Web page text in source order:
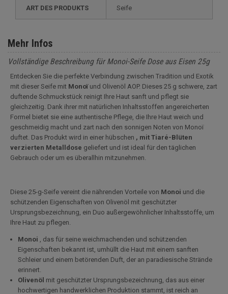
ART DES PRODUKTS Seife
Mehr Infos
Vollständige Beschreibung für Monoi-Seife Dose aus Eisen 25g
Entdecken Sie die perfekte Verbindung zwischen Tradition und Exotik
mit dieser Seife mit Monoï und Olivenöl AOP. Dieses 25 g schwere, zart
duftende Schmuckstück reinigt Ihre Haut sanft und pflegt sie
gleichzeitig. Dank ihrer mit natürlichen Inhaltsstoffen angereicherten
Formel bietet sie eine authentische Pflege, die Ihre Haut weich und
geschmeidig macht und zart nach den sonnigen Noten von Monoï
duftet. Das Produkt wird in einer hübschen , mit Tiaré-Blüten
verzierten Metalldose geliefert und ist ideal für den täglichen
Gebrauch oder um es überallhin mitzunehmen.
Diese 25-g-Seife vereint die nährenden Vorteile von Monoi und die
schützenden Eigenschaften von Olivenöl mit geschützter
Ursprungsbezeichnung, ein Duo außergewöhnlicher Inhaltsstoffe, um
Ihre Haut zu pflegen.
Monoi
, das für seine weichmachenden und schützenden
Eigenschaften bekannt ist, umhüllt die Haut mit einem sanften
Schleier und einem betörenden Duft, der an paradiesische Strände
erinnert.
Olivenöl mit geschützter Ursprungsbezeichnung, das aus einer
hochwertigen handwerklichen Produktion stammt, ist reich an